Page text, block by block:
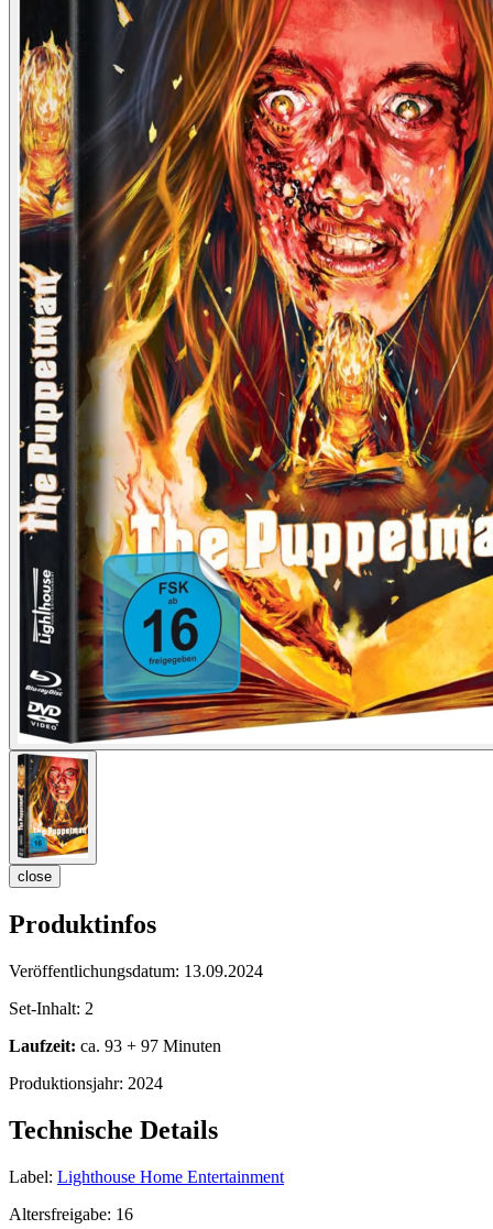
close
Produktinfos
Veröffentlichungsdatum: 13.09.2024
Set-Inhalt: 2
Laufzeit: ca. 93 + 97 Minuten
Produktionsjahr: 2024
Technische Details
Label: Lighthouse Home Entertainment
Altersfreigabe: 16